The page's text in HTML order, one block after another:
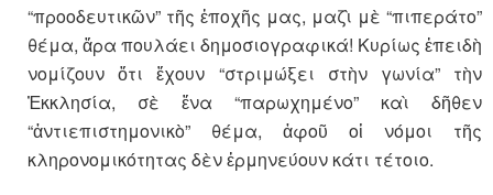
“προοδευτικῶν” τῆς ἐποχῆς μας, μαζὶ μὲ “πιπεράτο”
θέμα, ἄρα πουλάει δημοσιογραφικά! Κυρίως ἐπειδὴ
νομίζουν ὅτι ἔχουν “στριμώξει στὴν γωνία” τὴν
Ἐκκλησία, σὲ ἕνα “παρωχημένο” καὶ δῆθεν
“ἀντιεπιστημονικὸ” θέμα, ἀφοῦ οἱ νόμοι τῆς
κληρονομικότητας δὲν ἑρμηνεύουν κάτι τέτοιο.